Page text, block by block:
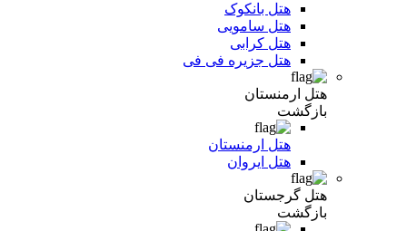
هتل بانکوک
هتل سامویی
هتل کرابی
هتل جزیره فی فی
هتل ارمنستان
بازگشت
هتل ارمنستان
هتل ایروان
هتل گرجستان
بازگشت